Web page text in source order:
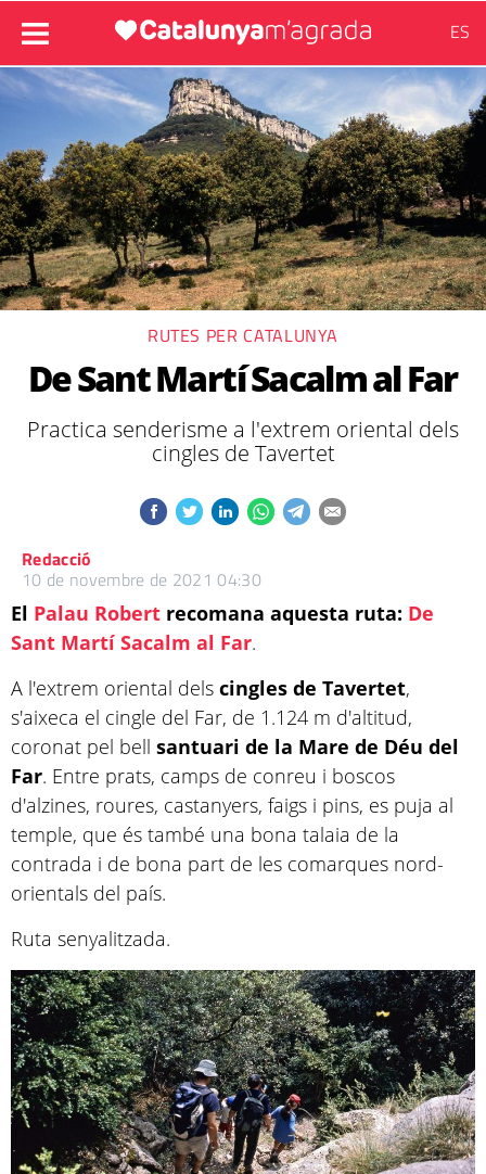
ES
RUTES PER CATALUNYA
De Sant Martí Sacalm al Far
Practica senderisme a l'extrem oriental dels
cingles de Tavertet
Redacció
10 de novembre de 2021 04:30
El Palau Robert recomana aquesta ruta: De
Sant Martí Sacalm al Far.
A l'extrem oriental dels cingles de Tavertet,
s'aixeca el cingle del Far, de 1.124 m d'altitud,
coronat pel bell santuari de la Mare de Déu del
Far. Entre prats, camps de conreu i boscos
d'alzines, roures, castanyers, faigs i pins, es puja al
temple, que és també una bona talaia de la
contrada i de bona part de les comarques nord-
orientals del país.
Ruta senyalitzada.